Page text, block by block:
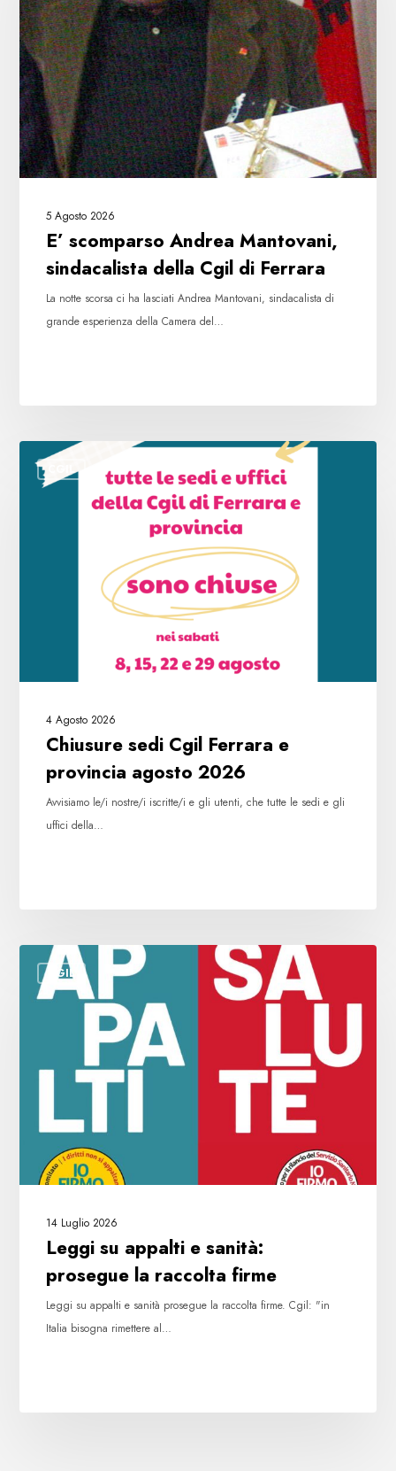
sindacalista
della
Cgil
di
Ferrara
5 Agosto 2026
E’ scomparso Andrea Mantovani,
sindacalista della Cgil di Ferrara
La notte scorsa ci ha lasciati Andrea Mantovani, sindacalista di
grande esperienza della Camera del…
CGIL
Chiusure
sedi
4 Agosto 2026
Chiusure sedi Cgil Ferrara e
provincia agosto 2026
Avvisiamo le/i nostre/i iscritte/i e gli utenti, che tutte le sedi e gli
uffici della…
CGIL
Leggi
appalti
prosegue
raccolta
firme
14 Luglio 2026
Leggi su appalti e sanità:
prosegue la raccolta firme
Leggi su appalti e sanità prosegue la raccolta firme. Cgil: "in
Italia bisogna rimettere al…